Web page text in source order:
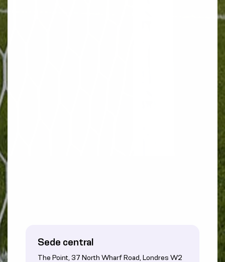
Sede central
The Point, 37 North Wharf Road, Londres W2